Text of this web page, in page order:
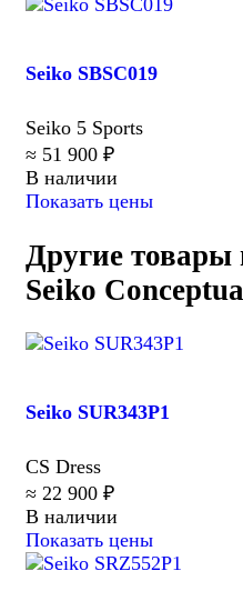
Seiko SBSC019
Seiko 5 Sports
≈ 51 900 ₽
В наличии
Показать цены
Другие товары
Seiko
Seiko SUR343P1
CS Dress
≈ 22 900 ₽
В наличии
Показать цены